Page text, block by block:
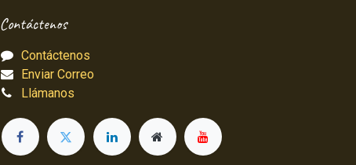
Contáctenos
Contáctenos
Enviar Correo
Llámanos